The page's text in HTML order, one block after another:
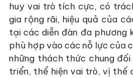
huy vai trò tích cực, có
gia rộng rãi, hiệu quả của
tại các diễn đàn đa phương
phù hợp vào các nỗ lực của
những thách thức chung
triển, thể hiện vai trò, vị thế